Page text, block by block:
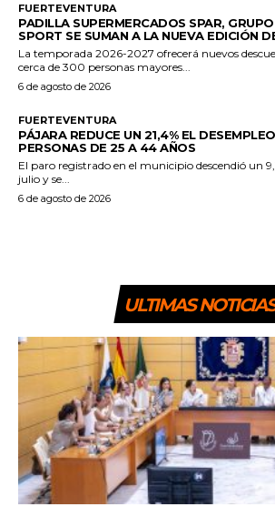
FUERTEVENTURA
PADILLA SUPERMERCADOS SPAR,
SPORT SE SUMAN A LA NUEVA EDICIÓN
La temporada 2026-2027 ofrecerá nuevos
cerca de 300 personas mayores...
6 de agosto de 2026
FUERTEVENTURA
PÁJARA REDUCE UN 21,4% EL
PERSONAS DE 25 A 44 AÑOS
El paro registrado en el municipio descendió un
julio y se...
6 de agosto de 2026
ULTIMAS NOTICIAS